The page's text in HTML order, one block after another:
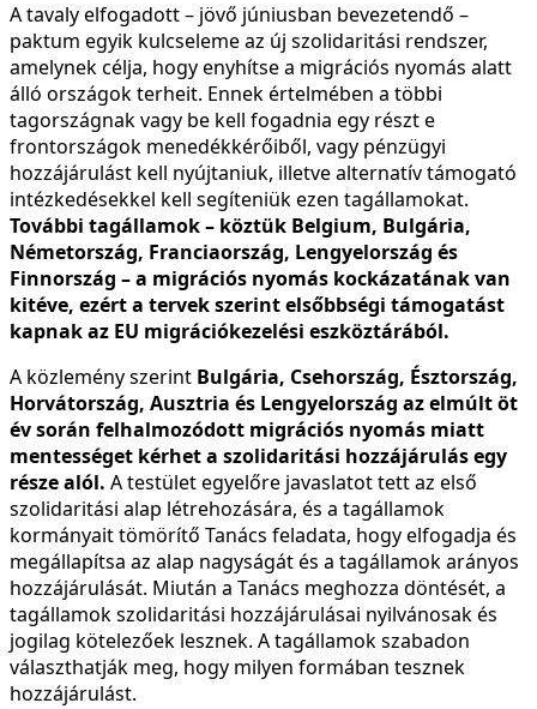
A tavaly elfogadott – jövő júniusban bevezetendő –
paktum egyik kulcseleme az új szolidaritási rendszer,
amelynek célja, hogy enyhítse a migrációs nyomás alatt
álló országok terheit. Ennek értelmében a többi
tagországnak vagy be kell fogadnia egy részt e
frontországok menedékkérőiből, vagy pénzügyi
hozzájárulást kell nyújtaniuk, illetve alternatív támogató
intézkedésekkel kell segíteniük ezen tagállamokat.
További tagállamok – köztük Belgium, Bulgária,
Németország, Franciaország, Lengyelország és
Finnország – a migrációs nyomás kockázatának van
kitéve, ezért a tervek szerint elsőbbségi támogatást
kapnak az EU migrációkezelési eszköztárából.
A közlemény szerint Bulgária, Csehország, Észtország,
Horvátország, Ausztria és Lengyelország az elmúlt öt
év során felhalmozódott migrációs nyomás miatt
mentességet kérhet a szolidaritási hozzájárulás egy
része alól. A testület egyelőre javaslatot tett az első
szolidaritási alap létrehozására, és a tagállamok
kormányait tömörítő Tanács feladata, hogy elfogadja és
megállapítsa az alap nagyságát és a tagállamok arányos
hozzájárulását. Miután a Tanács meghozza döntését, a
tagállamok szolidaritási hozzájárulásai nyilvánosak és
jogilag kötelezőek lesznek. A tagállamok szabadon
választhatják meg, hogy milyen formában tesznek
hozzájárulást.